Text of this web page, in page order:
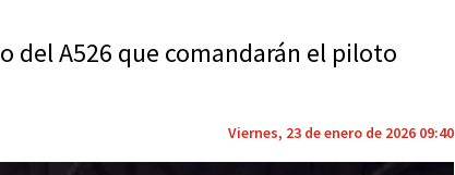
del A526 que comandarán el piloto
Viernes, 23 de enero de 2026 09:40